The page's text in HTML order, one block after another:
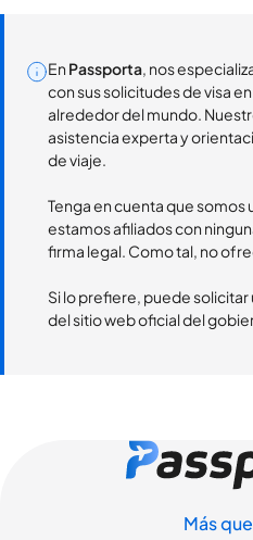
En Passporta, nos
con sus solicitudes de visa
alrededor del mundo.
asistencia experta y
de viaje.
Tenga en cuenta que somos
estamos afiliados con
firma legal. Como tal, no
Si lo prefiere, puede
del sitio web oficial del
Más